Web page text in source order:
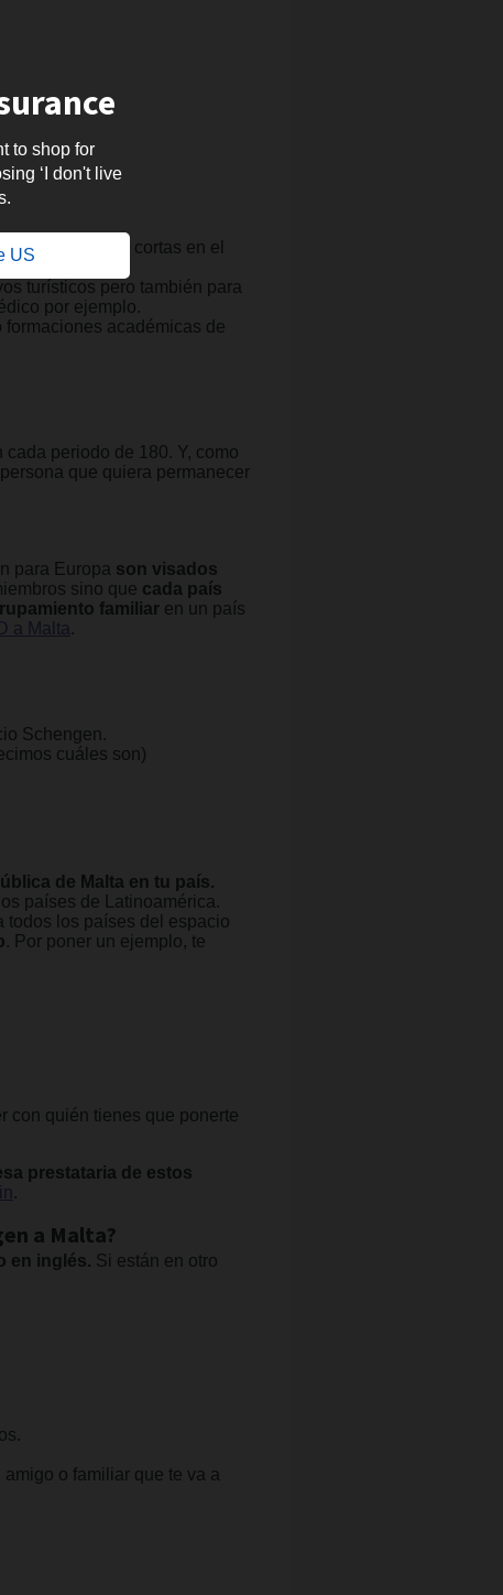
to shop for
‘I don't live
USlas estancias cortas en el
turísticos pero también para
por ejemplo.
formaciones académicas de
cada periodo de 180. Y, como
que quiera permanecer
para Europa son visados
sino que cada país
familiar en un país
a Malta .
Schengen.
cuáles son)
de Malta en tu país.
países de Latinoamérica.
todos los países del espacio
. Por poner un ejemplo, te
con quién tienes que ponerte
prestataria de estos
.
a Malta?
en inglés. Si están en otro
o familiar que te va a